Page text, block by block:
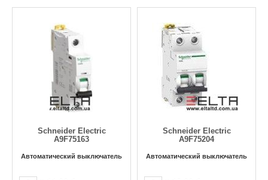
Schneider Electric
A9F75163
Автоматический выключатель
Schneider Electric
A9F75204
Автоматический выключатель